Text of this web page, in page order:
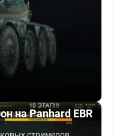
на Panhard EBR